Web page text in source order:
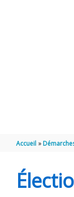
Accueil